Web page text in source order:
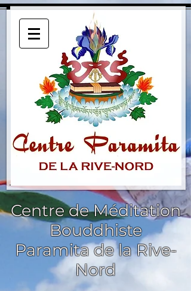
Centre de Méditation
Bouddhiste
Paramita de la Rive-
Nord